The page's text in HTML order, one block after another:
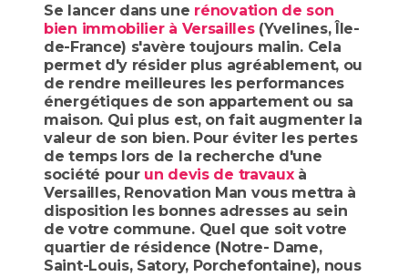
Se lancer dans une rénovation de son
bien immobilier à Versailles(Yvelines, Île-
de-France) s'avère toujours malin. Cela
permet d'y résider plus agréablement, ou
de rendre meilleures les performances
énergétiques de son appartement ou sa
maison. Qui plus est, on fait augmenter la
valeur de son bien. Pour éviter les pertes
de temps lors de la recherche d'une
société pour un devis de travauxà
Versailles, Renovation Man vous mettra à
disposition les bonnes adresses au sein
de votre commune. Quel que soit votre
quartier de résidence (Notre- Dame,
Saint-Louis, Satory, Porchefontaine), nous